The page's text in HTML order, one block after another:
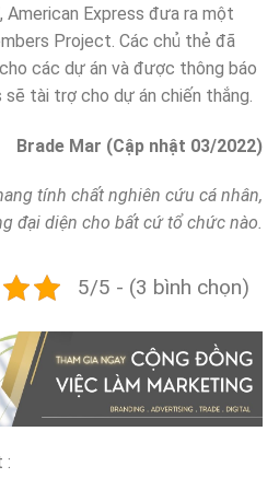
American Express đưa ra một
Project. Các chủ thẻ đã
các dự án và được thông báo
sẽ tài trợ cho dự án chiến thắng.
Brade Mar (Cập nhật 03/2022)
tính chất nghiên cứu cá nhân,
đại diện cho bất cứ tổ chức nào.
5/5 - (3 bình chọn)
: